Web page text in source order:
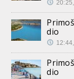
dio
dio